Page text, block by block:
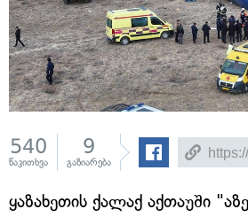
540
წაკითხვა
9
გაზიარება
ყაზახეთის ქალაქ აქთაუში